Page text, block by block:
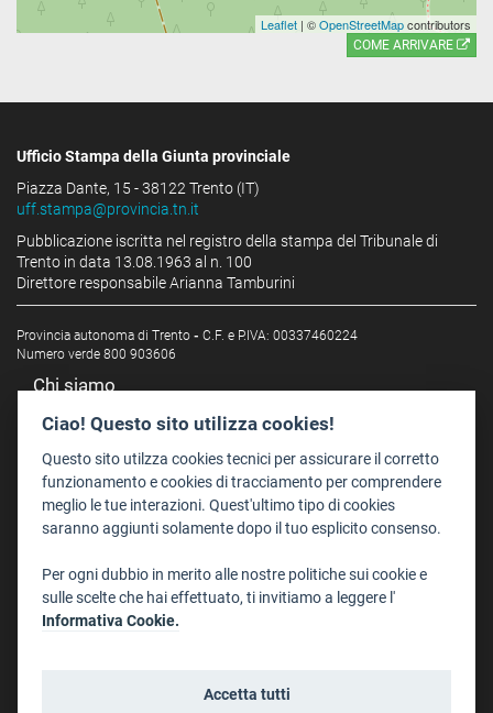
Leaflet | ©OpenStreetMapcontributors
COME ARRIVARE
Ufficio Stampa della Giunta provinciale
Piazza Dante, 15 - 38122 Trento (IT)
uff.stampa@provincia.tn.it
Pubblicazione iscritta nel registro della stampa del Tribunale di
Trento in data 13.08.1963 al n. 100
Direttore responsabile Arianna Tamburini
Provincia autonoma di Trento - C.F. e P.IVA: 00337460224
Numero verde 800 903606
Chi siamo
Redazione
Staff
Format - Centro Audiovisivi
Trentino Film Commission
Dove Siamo
Struttura di riferimento
Ciao! Questo sito utilizza cookies!
Questo sito utilzza cookies tecnici per assicurare il corretto
funzionamento e cookies di tracciamento per comprendere
meglio le tue interazioni. Quest'ultimo tipo di cookies
saranno aggiunti solamente dopo il tuo esplicito consenso.
Per ogni dubbio in merito alle nostre politiche sui cookie e
sulle scelte che hai effettuato, ti invitiamo a leggere l'
Informativa Cookie.
Accetta tutti